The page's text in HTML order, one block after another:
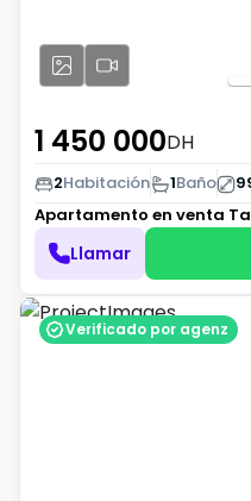
1 450 000DH
2Habitación 1Baño
Apartamento en venta
Llamar
Verificado por agenz